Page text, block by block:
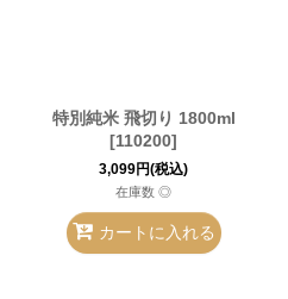
特別純米 飛切り 1800ml
[110200]
3,099円(税込)
在庫数 ◎
カートに入れる